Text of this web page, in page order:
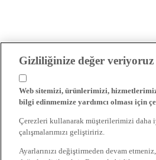
Gizliliğinize değer veriyoruz
Web sitemizi, ürünlerimizi,
bilgi edinmemize yardımcı olması için
Çerezleri kullanarak müşterilerimizi daha
çalışmalarımızı geliştiririz.
Ayarlarınızı değiştirmeden devam